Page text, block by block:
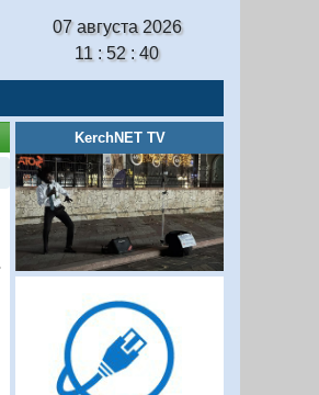
07 августа 2026
11 : 52 : 41
2/67
KerchNET TV